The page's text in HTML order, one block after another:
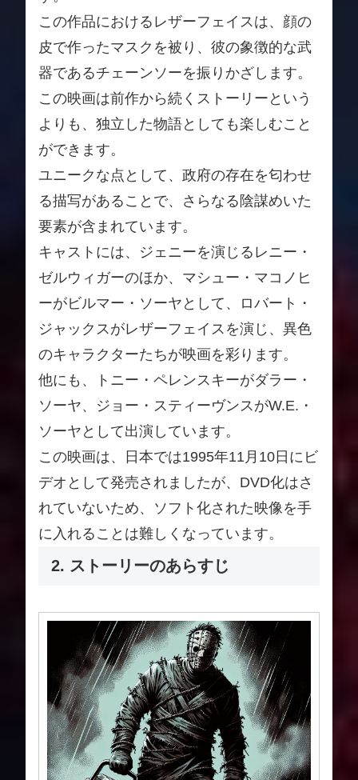
この作品におけるレザーフェイスは、顔の
皮で作ったマスクを被り、彼の象徴的な武
器であるチェーンソーを振りかざします。
この映画は前作から続くストーリーという
よりも、独立した物語としても楽しむこと
ができます。
ユニークな点として、政府の存在を匂わせ
る描写があることで、さらなる陰謀めいた
要素が含まれています。
キャストには、ジェニーを演じるレニー・
ゼルウィガーのほか、マシュー・マコノヒ
ーがビルマー・ソーヤとして、ロバート・
ジャックスがレザーフェイスを演じ、異色
のキャラクターたちが映画を彩ります。
他にも、トニー・ペレンスキーがダラー・
ソーヤ、ジョー・スティーヴンスがW.E.・
ソーヤとして出演しています。
この映画は、日本では1995年11月10日にビ
デオとして発売されましたが、DVD化はさ
れていないため、ソフト化された映像を手
に入れることは難しくなっています。
2. ストーリーのあらすじ